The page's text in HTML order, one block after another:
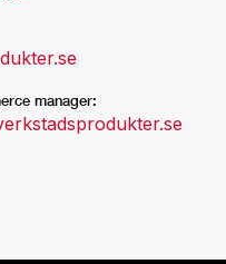
manager: